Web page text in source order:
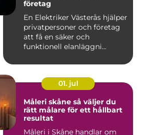
företag
En Elektriker Västerås hjälper
privatpersoner och företag
att få en säker och
funktionell elanläggni...
01. jul
Måleri skåne så väljer du
rätt målare för ett hållbart
resultat
Måleri i Skåne handlar om